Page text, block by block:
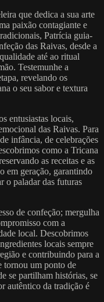
que dedica a sua arte
paixão contagiante e
Patrícia guia-
das Raivas, desde a
até ao ritual
Testemunhe a
revelando os
o seu sabor e textura
entusiastas locais,
das Raivas. Para
infância, de celebrações
como a Tricana
as receitas e as
em geração, garantindo
o paladar das futuras
de confeção; mergulha
com a
local. Descobrimos
locais sempre
e contribuindo para a
tornou um ponto de
se partilham histórias, se
autêntico da tradição é